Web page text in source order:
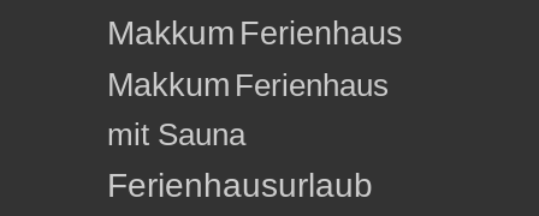
Makkum Ferienhaus
Makkum Ferienhaus
mit Sauna
Ferienhausurlaub